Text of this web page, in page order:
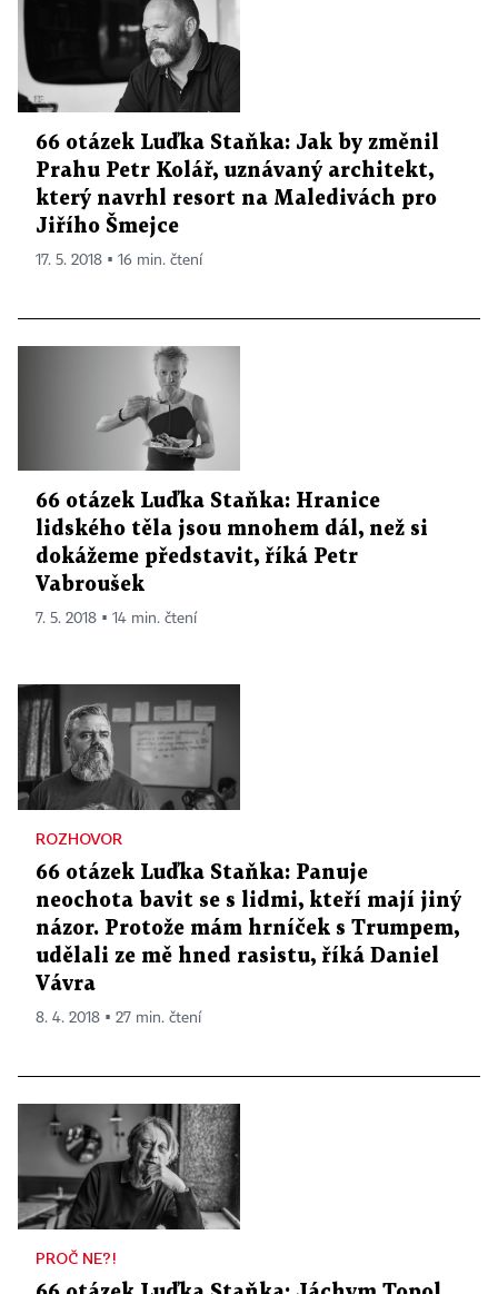
66 otázek Luďka Staňka: Jak by změnil
Prahu Petr Kolář, uznávaný architekt,
který navrhl resort na Maledivách pro
Jiřího Šmejce
17. 5. 2018 ▪ 16 min. čtení
66 otázek Luďka Staňka: Hranice
lidského těla jsou mnohem dál, než si
dokážeme představit, říká Petr
Vabroušek
7. 5. 2018 ▪ 14 min. čtení
ROZHOVOR
66 otázek Luďka Staňka: Panuje
neochota bavit se s lidmi, kteří mají jiný
názor. Protože mám hrníček s Trumpem,
udělali ze mě hned rasistu, říká Daniel
Vávra
8. 4. 2018 ▪ 27 min. čtení
PROČ NE?!